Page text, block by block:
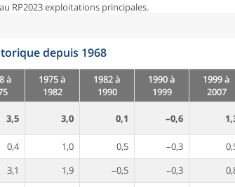
RP2023 exploitations principales.
depuis 1968
à
1975 à
1982
1982 à
1990
1990 à
1999
1999 à
2007
3,5 3,0 0,1 –0,6
0,4 1,0 0,5 –0,3
3,1 1,9 –0,5 –0,3